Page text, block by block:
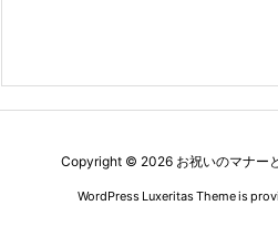
Copyright © 2026 お祝いのマナー
WordPress Luxeritas Theme is